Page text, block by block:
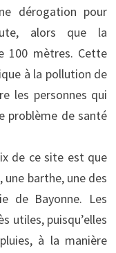
dérogation pour
alors que la
100 mètres. Cette
à la pollution de
les personnes qui
problème de santé
de ce site est que
une barthe, une des
de Bayonne. Les
utiles, puisqu’elles
à la manière